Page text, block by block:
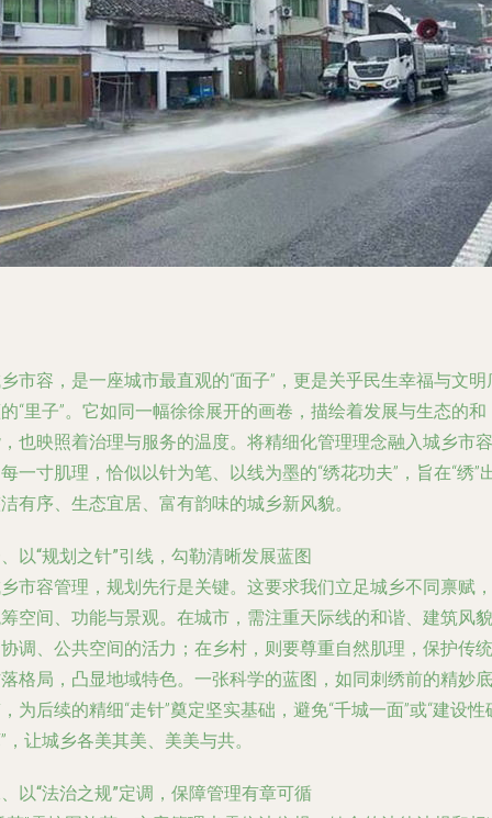
市容，是一座城市最直观的“面子”，更是关乎民生幸福与文明
“里子”。它如同一幅徐徐展开的画卷，描绘着发展与生态的和
也映照着治理与服务的温度。将精细化管理理念融入城乡市容
一寸肌理，恰似以针为笔、以线为墨的“绣花功夫”，旨在“绣”
有序、生态宜居、富有韵味的城乡新风貌。
以“规划之针”引线，勾勒清晰发展蓝图
市容管理，规划先行是关键。这要求我们立足城乡不同禀赋，
空间、功能与景观。在城市，需注重天际线的和谐、建筑风貌
调、公共空间的活力；在乡村，则要尊重自然肌理，保护传统
格局，凸显地域特色。一张科学的蓝图，如同刺绣前的精妙底
为后续的精细“走针”奠定坚实基础，避免“千城一面”或“建设性
，让城乡各美其美、美美与共。
以“法治之规”定调，保障管理有章可循